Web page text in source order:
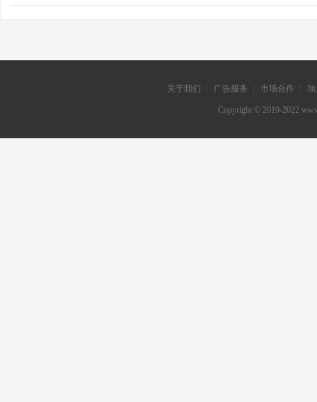
关于我们 ┊ 广告服务 ┊ 市场合作 ┊
Copyright © 2019-2022